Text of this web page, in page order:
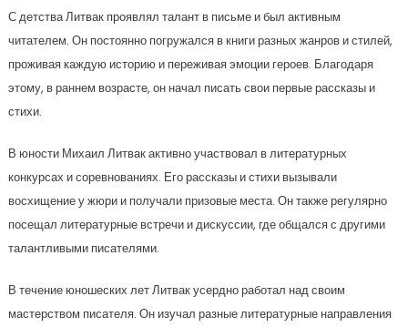
С детства Литвак проявлял талант в письме и был активным
читателем. Он постоянно погружался в книги разных жанров и стилей,
проживая каждую историю и переживая эмоции героев. Благодаря
этому, в раннем возрасте, он начал писать свои первые рассказы и
стихи.
В юности Михаил Литвак активно участвовал в литературных
конкурсах и соревнованиях. Его рассказы и стихи вызывали
восхищение у жюри и получали призовые места. Он также регулярно
посещал литературные встречи и дискуссии, где общался с другими
талантливыми писателями.
В течение юношеских лет Литвак усердно работал над своим
мастерством писателя. Он изучал разные литературные направления